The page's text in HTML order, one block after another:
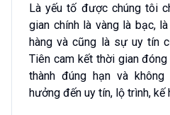
Là yếu tố được chúng tôi
gian chính là vàng là bạc,
hàng và cũng là sự uy tín
Tiên cam kết thời gian đóng
thành đúng hạn và
hưởng đến uy tín, lộ trình, kế